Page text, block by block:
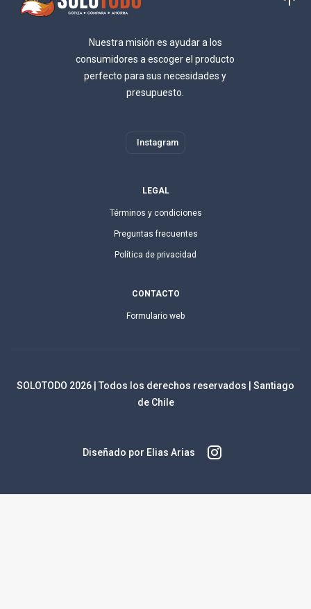
Nuestra misión es ayudar a los
consumidores a escoger el producto
perfecto para sus necesidades y
presupuesto.
Instagram
LEGAL
Términos y condiciones
Preguntas frecuentes
Política de privacidad
CONTACTO
Formulario web
SOLOTODO 2026 | Todos los derechos reservados | Santiago
de Chile
Diseñado por Elias Arias